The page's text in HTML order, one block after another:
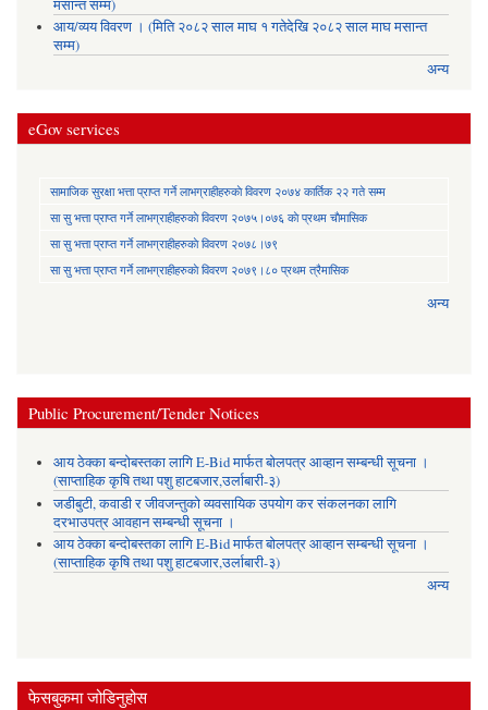
मसान्त सम्म)
आय/व्यय विवरण । (मिति २०८२ साल माघ १ गतेदेखि २०८२ साल माघ मसान्त
सम्म)
अन्य
eGov services
सामाजिक सुरक्षा भत्ता प्राप्त गर्ने लाभग्राहीहरुकाे विवरण २०७४ कार्तिक २२ गते सम्म
सा‍ सु भत्ता प्राप्त गर्ने लाभग्राहीहरुकाे विवरण २०७५।०७६ काे प्रथम चाैमासिक
सा‍ सु भत्ता प्राप्त गर्ने लाभग्राहीहरुकाे विवरण २०७८।७९
सा‍ सु भत्ता प्राप्त गर्ने लाभग्राहीहरुकाे विवरण २०७९।८० प्रथम त्रैमासिक
अन्य
Public Procurement/Tender Notices
आय ठेक्का बन्दोबस्तका लागि E-Bid मार्फत बोलपत्र आव्हान सम्बन्धी सूचना ।
(साप्ताहिक कृषि तथा पशु हाटबजार,उर्लाबारी-३)
जडीबुटी, कवाडी र जीवजन्तुको व्यवसायिक उपयोग कर संकलनका लागि
दरभाउपत्र आवहान सम्बन्धी सूचना ।
आय ठेक्का बन्दोबस्तका लागि E-Bid मार्फत बोलपत्र आव्हान सम्बन्धी सूचना ।
(साप्ताहिक कृषि तथा पशु हाटबजार,उर्लाबारी-३)
अन्य
फेसबुकमा जोडिनुहोस